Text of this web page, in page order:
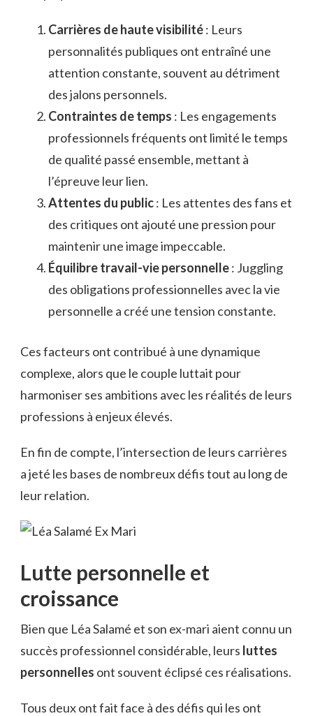
Carrières de haute visibilité: Leurs
personnalités publiques ont entraîné une
attention constante, souvent au détriment
des jalons personnels.
Contraintes de temps : Les engagements
professionnels fréquents ont limité le temps
de qualité passé ensemble, mettant à
l’épreuve leur lien.
Attentes du public: Les attentes des fans et
des critiques ont ajouté une pression pour
maintenir une image impeccable.
Équilibre travail-vie personnelle: Juggling
des obligations professionnelles avec la vie
personnelle a créé une tension constante.
Ces facteurs ont contribué à une dynamique
complexe, alors que le couple luttait pour
harmoniser ses ambitions avec les réalités de leurs
professions à enjeux élevés.
En fin de compte, l’intersection de leurs carrières
a jeté les bases de nombreux défis tout au long de
leur relation.
Lutte personnelle et
croissance
Bien que Léa Salamé et son ex-mari aient connu un
succès professionnel considérable, leurs luttes
personnelles ont souvent éclipsé ces réalisations.
Tous deux ont fait face à des défis qui les ont